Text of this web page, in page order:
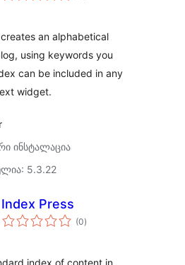
an alphabetical
using keywords you
can be included in any
widget.
ინსტალაცია
5.3.22
Index Press
(0საერთო
რეიტინგი
)
index of content in